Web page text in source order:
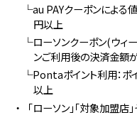
└au PAYクーポンによる値引：クーポンご利用前の決済金額が200
円以上
└ローソンクーポン(ウィークリーローソン含む)による値引：クーポ
ンご利用後の決済金額
└Pontaポイント利用：ポイント利用分を除いた決済金額が200円
以上
・「ローソン」「対象加盟店」それぞれの決済合計回数に応じて決済